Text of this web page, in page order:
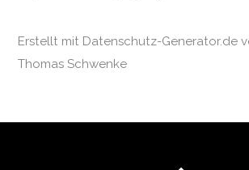
Erstellt mit Datenschutz-Generator.de
Thomas Schwenke